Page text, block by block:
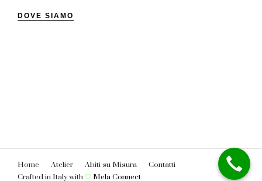
DOVE SIAMO
Home Atelier Abiti su Misura
Contatti
Crafted in Italy with ♡ Mela Connect